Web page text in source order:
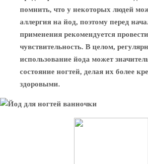
помнить, что у некоторых людей
аллергия на йод, поэтому перед
применения рекомендуется
чувствительность. В целом,
использование йода может
состояние ногтей, делая их более
здоровыми.